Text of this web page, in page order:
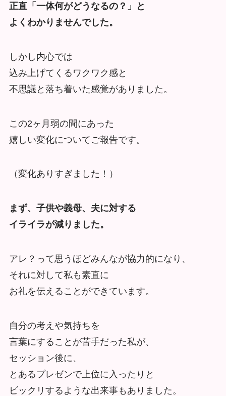
正直「一体何がどうなるの？」と
よくわかりませんでした。
しかし内心では
込み上げてくるワクワク感と
不思議と落ち着いた感覚がありました。
この2ヶ月弱の間にあった
嬉しい変化についてご報告です。
（変化ありすぎました！）
まず、子供や義母、夫に対する
イライラが減りました。
アレ？って思うほどみんなが協力的になり、
それに対して私も素直に
お礼を伝えることができています。
自分の考えや気持ちを
言葉にすることが苦手だった私が、
セッション後に、
とあるプレゼンで上位に入ったりと
ビックリするような出来事もありました。